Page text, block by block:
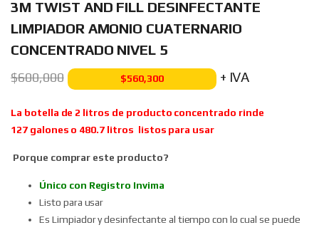
3M TWIST AND FILL DESINFECTANTE
LIMPIADOR AMONIO CUATERNARIO
CONCENTRADO NIVEL 5
$600,000 $560,300 + IVA
La botella de 2 litros de producto concentrado rinde
127 galones o 480.7 litros listos para usar
Porque comprar este producto?
Único con Registro Invima
Listo para usar
Es Limpiador y desinfectante al tiempo con lo cual se puede